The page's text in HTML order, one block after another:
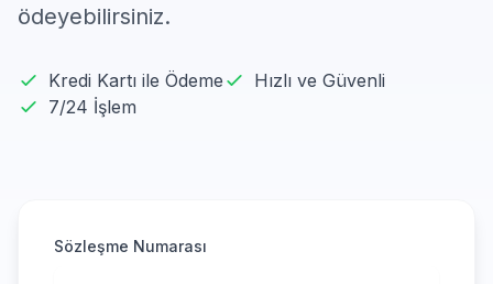
ödeyebilirsiniz.
Kredi Kartı ile Ödeme
Hızlı ve Güvenli
7/24 İşlem
Sözleşme Numarası